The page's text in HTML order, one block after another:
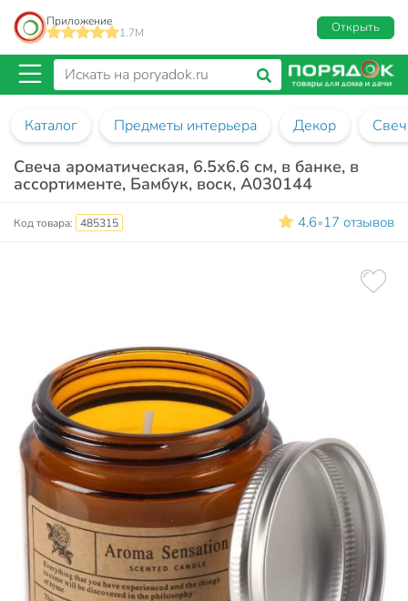
Приложение
1.7M
Открыть
Каталог Предметы интерьера Декор
Свеча ароматическая, 6.5х6.6 см, в банке, в
ассортименте, Бамбук, воск, А030144
Код товара: 485315 4.6•17 отзывов